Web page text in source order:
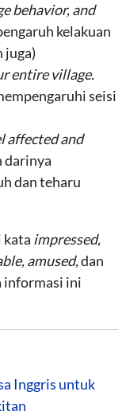
behavior, and
kelakuan
juga)
entire village.
seisi
affected and
darinya
dan teharu
kata impressed,
amused,dan
informasi ini
Inggris untuk